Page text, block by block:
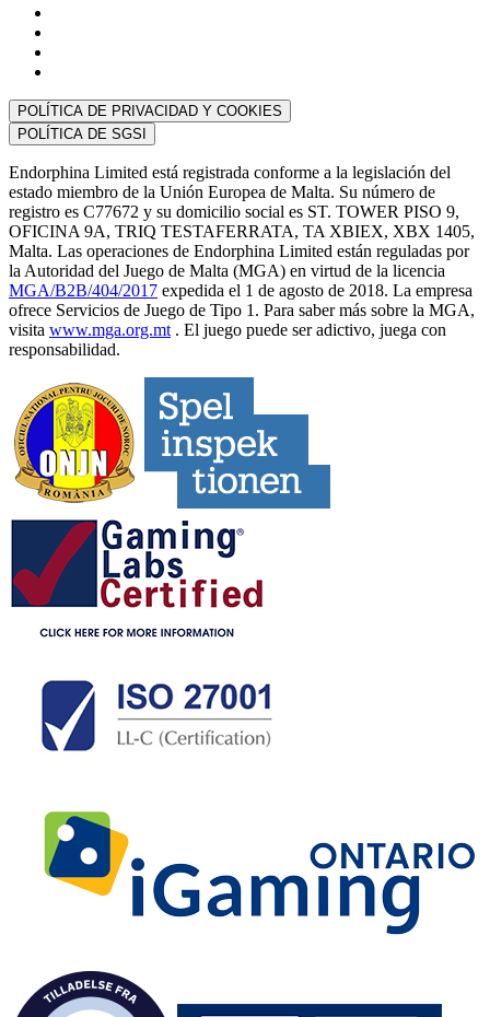
POLÍTICA DE PRIVACIDAD Y COOKIES
POLÍTICA DE SGSI
Endorphina Limited está registrada conforme a la legislación del
estado miembro de la Unión Europea de Malta. Su número de
registro es C77672 y su domicilio social es ST. TOWER PISO 9,
OFICINA 9A, TRIQ TESTAFERRATA, TA XBIEX, XBX 1405,
Malta. Las operaciones de Endorphina Limited están reguladas por
la Autoridad del Juego de Malta (MGA) en virtud de la licencia
MGA/B2B/404/2017 expedida el 1 de agosto de 2018. La empresa
ofrece Servicios de Juego de Tipo 1. Para saber más sobre la MGA,
visita www.mga.org.mt . El juego puede ser adictivo, juega con
responsabilidad.